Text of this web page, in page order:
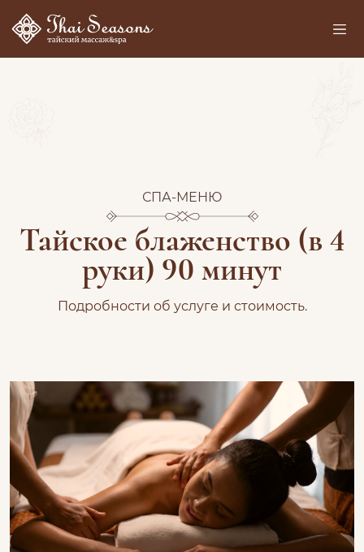
СПА-МЕНЮ
Тайское блаженство (в 4
руки) 90 минут
Подробности об услуге и стоимость.